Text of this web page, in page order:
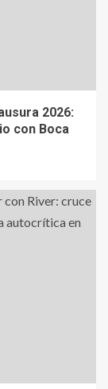
2026:
con Boca